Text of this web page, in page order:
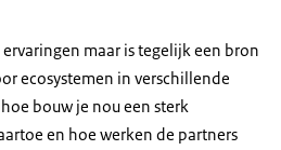
maar is tegelijk een bron
ecosystemen in verschillende
bouw je nou een sterk
en hoe werken de partners